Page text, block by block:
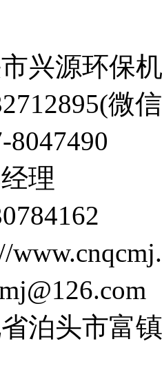
兴源环保
微
8047490
理
泊头市富